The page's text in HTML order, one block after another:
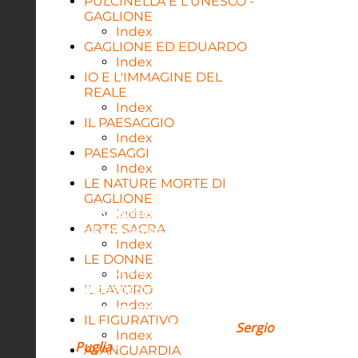
GAGLIONE
Index
GAGLIONE ED EDUARDO
Index
IO E L'IMMAGINE DEL
REALE
Index
IL PAESAGGIO
Index
PAESAGGI
Index
LE NATURE MORTE DI
GAGLIONE
Index
ARTE SACRA
Index
LE DONNE
Index
IL LAVORO
Index
IL FIGURATIVO
Index
AVANGUARDIA
Ricevimento il 23 novembre
all'Ambasciata Italiana di Buenos
S.E. Fabrizio Lucentini
Ambasciatore Italiano a Buenos
Aires con Antonietta Fittipaldi e il
Senatore della Repubblica Sergio
Puglia-